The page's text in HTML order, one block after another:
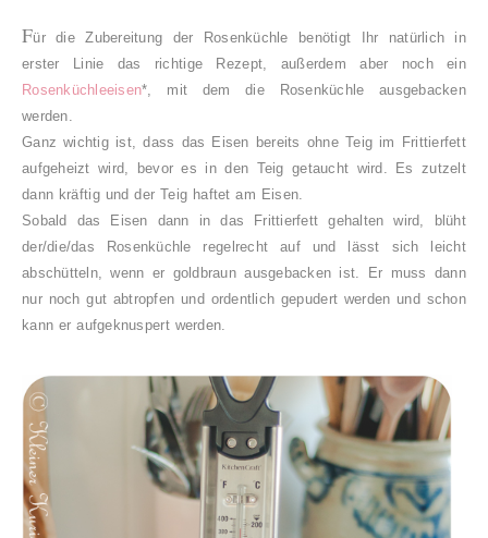
Für die Zubereitung der Rosenküchle benötigt Ihr natürlich in
erster Linie das richtige Rezept, außerdem aber noch ein
Rosenküchleeisen*, mit dem die Rosenküchle ausgebacken
werden.
Ganz wichtig ist, dass das Eisen bereits ohne Teig im Frittierfett
aufgeheizt wird, bevor es in den Teig getaucht wird. Es zutzelt
dann kräftig und der Teig haftet am Eisen.
Sobald das Eisen dann in das Frittierfett gehalten wird, blüht
der/die/das Rosenküchle regelrecht auf und lässt sich leicht
abschütteln, wenn er goldbraun ausgebacken ist. Er muss dann
nur noch gut abtropfen und ordentlich gepudert werden und schon
kann er aufgeknuspert werden.